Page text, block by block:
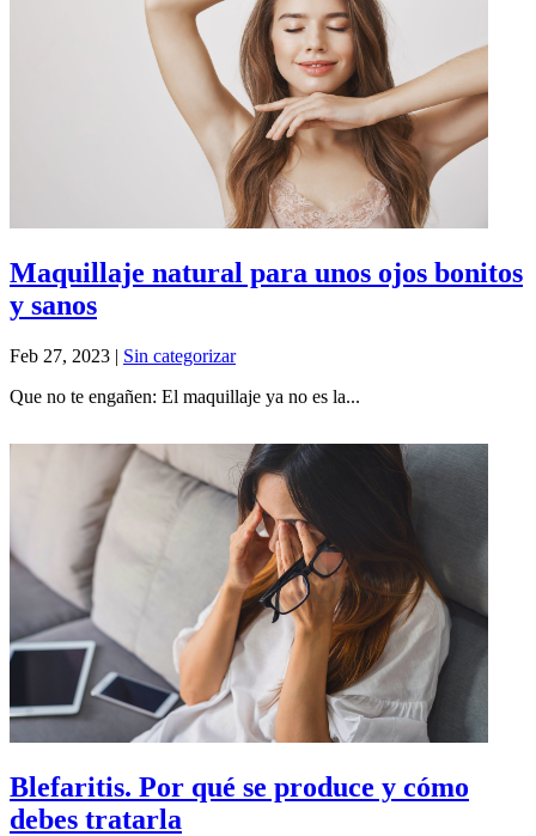
Maquillaje natural para unos ojos bonitos
y sanos
Feb 27, 2023 | Sin categorizar
Que no te engañen: El maquillaje ya no es la...
Blefaritis. Por qué se produce y cómo
debes tratarla